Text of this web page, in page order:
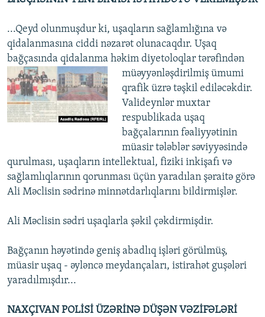
AZADLIQRADIOSU MOBIL TELEFONUNUZDA
BIZIMLƏ ƏLAQƏ
XƏBƏR BÜLLETENLƏRIMIZ
RFE/RL-in bütün saytları
...Qeyd olunmuşdur ki, uşaqların sağlamlığına və
qidalanmasına ciddi nəzarət olunacaqdır. Uşaq
bağçasında qidalanma həkim diyetoloqlar tərəfindən
müəyyənləşdirilmiş ümumi
qrafik üzrə təşkil ediləcəkdir.
Valideynlər muxtar
respublikada uşaq
bağçalarının fəaliyyətinin
müasir tələblər səviyyəsində
qurulması, uşaqların intellektual, fiziki inkişafı və
sağlamlıqlarının qorunması üçün yaradılan şəraitə görə
Ali Məclisin sədrinə minnətdarlıqlarını bildirmişlər.
Ali Məclisin sədri uşaqlarla şəkil çəkdirmişdir.
Bağçanın həyətində geniş abadlıq işləri görülmüş,
müasir uşaq - əyləncə meydançaları, istirahət guşələri
yaradılmışdır...
NAXÇIVAN POLİSİ ÜZƏRİNƏ DÜŞƏN VƏZİFƏLƏRİ